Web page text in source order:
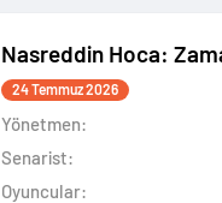
Nasreddin Hoca:
24 Temmuz 2026
Yönetmen:
Senarist:
Oyuncular: